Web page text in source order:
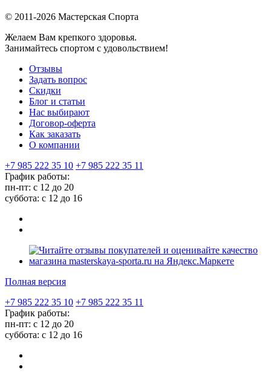
© 2011-2026 Мастерская Спорта
Желаем Вам крепкого здоровья.
Занимайтесь спортом с удовольствием!
Отзывы
Задать вопрос
Скидки
Блог и статьи
Нас выбирают
Договор-оферта
Как заказать
О компании
+7 985 222 35 10 +7 985 222 35 11
График работы:
пн-пт: с 12 до 20
суббота: c 12 до 16
Полная версия
+7 985 222 35 10 +7 985 222 35 11
График работы:
пн-пт: с 12 до 20
суббота: c 12 до 16